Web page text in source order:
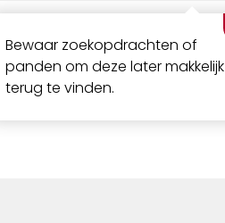
Bewaar zoekopdrachten of
panden om deze later makkelijk
terug te vinden.